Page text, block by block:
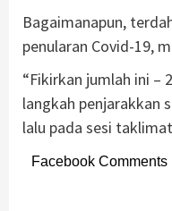
Bagaimanapun,
penularan Covid-19,
“Fikirkan jumlah ini –
langkah penjarakkan
lalu pada sesi
Facebook Comments